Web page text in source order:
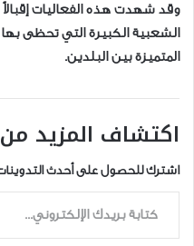
وقد شهدت هذه الفعاليات
الشعبية الكبيرة التي تحظى
المتميزة بين البلدين.
اكتشاف المزيد من
اشترك للحصول على أحدث التدوينات
كتابة بريدك الإلكتروني...